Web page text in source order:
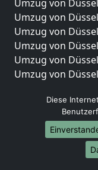
Umzug von
Umzug von
Umzug von
Umzug von
Umzug von
Umzug von
Umzüge-
Umzug von
Umzug von
Umzug von
Umzug von
Diese